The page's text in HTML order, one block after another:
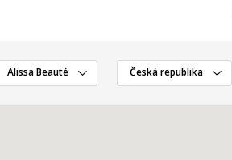
Alissa Beauté Česká republika